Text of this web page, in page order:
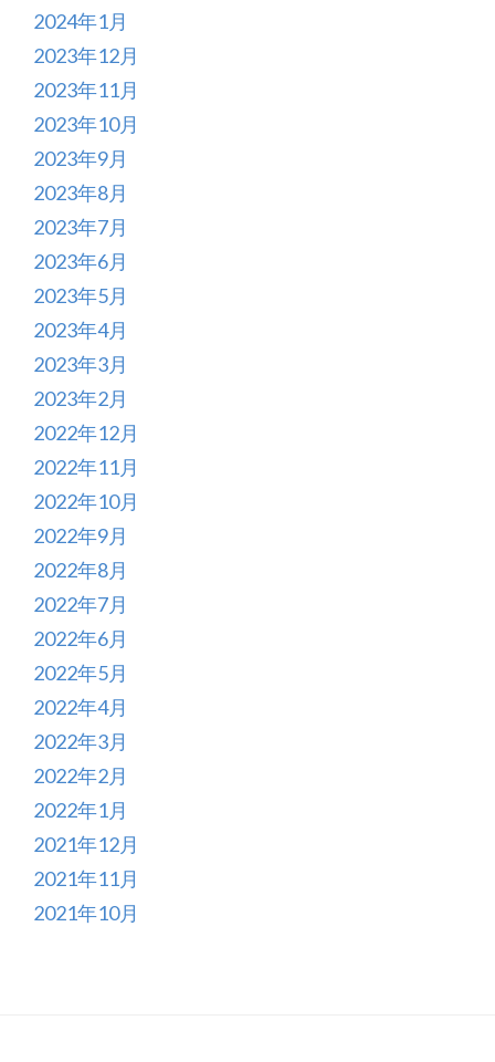
2024年1月
2023年12月
2023年11月
2023年10月
2023年9月
2023年8月
2023年7月
2023年6月
2023年5月
2023年4月
2023年3月
2023年2月
2022年12月
2022年11月
2022年10月
2022年9月
2022年8月
2022年7月
2022年6月
2022年5月
2022年4月
2022年3月
2022年2月
2022年1月
2021年12月
2021年11月
2021年10月